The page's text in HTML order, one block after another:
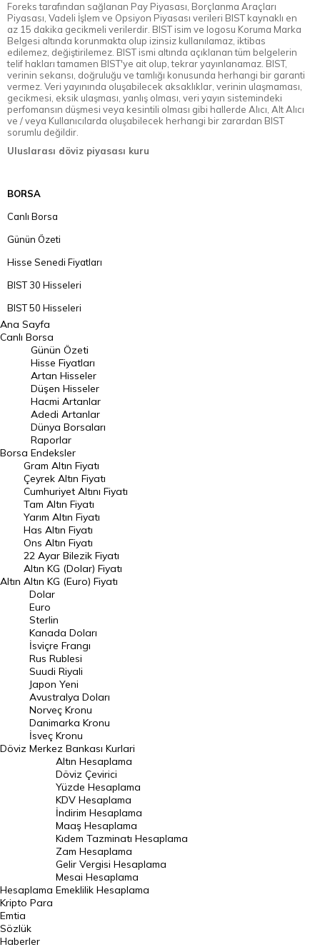
Foreks tarafından sağlanan Pay Piyasası, Borçlanma Araçları
Piyasası, Vadeli İşlem ve Opsiyon Piyasası verileri BIST kaynaklı en
az 15 dakika gecikmeli verilerdir. BIST isim ve logosu Koruma Marka
Belgesi altında korunmakta olup izinsiz kullanılamaz, iktibas
edilemez, değiştirilemez. BIST ismi altında açıklanan tüm belgelerin
telif hakları tamamen BIST'ye ait olup, tekrar yayınlanamaz. BIST,
verinin sekansı, doğruluğu ve tamlığı konusunda herhangi bir garanti
vermez. Veri yayınında oluşabilecek aksaklıklar, verinin ulaşmaması,
gecikmesi, eksik ulaşması, yanlış olması, veri yayın sistemindeki
perfomansın düşmesi veya kesintili olması gibi hallerde Alıcı, Alt Alıcı
ve / veya Kullanıcılarda oluşabilecek herhangi bir zarardan BIST
sorumlu değildir.
Uluslarası döviz piyasası kuru
BORSA
Canlı Borsa
Günün Özeti
Hisse Senedi Fiyatları
BIST 30 Hisseleri
BIST 50 Hisseleri
BIST 100 Hisseleri
En Çok Artan Hisseler
En Çok Düşen Hisseler
Hacmi Artanlar
Geçmiş Kapanışlar
Dünya Borsaları
Raporlar
Endeksler
DÖVİZ
Döviz Kuru
Dolar Kuru
Euro Kuru
Pound Kuru
Frank Kuru
Riyal Kuru
Avustralya Doları
Danimarka Kronu Kuru
Kanada Doları Kuru
Norveç Kronu Kuru
İsveç Kronu Kuru
Japon Yeni Kuru
Serbest Piyasa Döviz Kurları
Merkez Bankası Döviz Kurları
Altın Fiyatları
Gram Altın Fiyatı
Çeyrek Altın Fiyatı
Ana Sayfa
Canlı Borsa
Borsa
Günün Özeti
Hisse Fiyatları
Artan Hisseler
Düşen Hisseler
Hacmi Artanlar
Adedi Artanlar
Dünya Borsaları
Raporlar
Endeksler
Altın
Gram Altın Fiyatı
Çeyrek Altın Fiyatı
Cumhuriyet Altını Fiyatı
Tam Altın Fiyatı
Yarım Altın Fiyatı
Has Altın Fiyatı
Ons Altın Fiyatı
22 Ayar Bilezik Fiyatı
Altın KG (Dolar) Fiyatı
Altın KG (Euro) Fiyatı
Döviz
Dolar
Euro
Sterlin
Kanada Doları
İsviçre Frangı
Rus Rublesi
Suudi Riyali
Japon Yeni
Avustralya Doları
Norveç Kronu
Danimarka Kronu
İsveç Kronu
Merkez Bankası Kurlari
Hesaplama
Altın Hesaplama
Döviz Çevirici
Yüzde Hesaplama
KDV Hesaplama
İndirim Hesaplama
Maaş Hesaplama
Kıdem Tazminatı Hesaplama
Zam Hesaplama
Gelir Vergisi Hesaplama
Mesai Hesaplama
Emeklilik Hesaplama
Kripto Para
Emtia
Sözlük
Haberler